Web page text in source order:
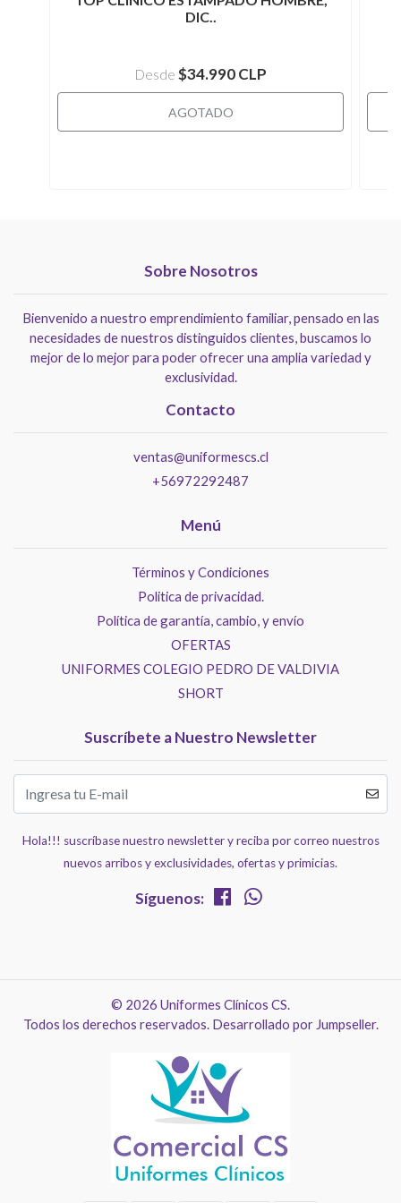
DIC..
Desde $34.990 CLP
AGOTADO
Sobre Nosotros
Bienvenido a nuestro emprendimiento familiar, pensado en las
necesidades de nuestros distinguidos clientes, buscamos lo
mejor de lo mejor para poder ofrecer una amplia variedad y
exclusividad.
Contacto
ventas@uniformescs.cl
+56972292487
Menú
Términos y Condiciones
Politica de privacidad.
Política de garantía, cambio, y envío
OFERTAS
UNIFORMES COLEGIO PEDRO DE VALDIVIA
SHORT
Suscríbete a Nuestro Newsletter
Hola!!! suscríbase nuestro newsletter y reciba por correo nuestros
nuevos arribos y exclusividades, ofertas y primicias.
Síguenos:
© 2026 Uniformes Clínicos CS.
Todos los derechos reservados. Desarrollado por Jumpseller.